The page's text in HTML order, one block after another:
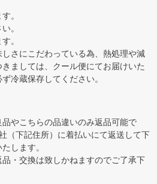
。
。
。
さにこだわっている為、熱処理や減
ましては、クール便にてお届けいた
冷蔵保存してください。
やこちらの品違いのみ返品可能で
（下記住所）に着払いにて返送して下
します。
・交換は致しかねますのでご了承下